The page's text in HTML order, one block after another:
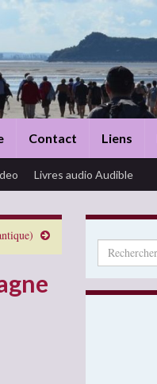
Contact Liens
Livres audio Audible
Search for: